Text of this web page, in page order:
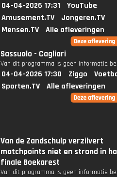
04-04-2026 17:31
YouTube
Amusement.TV
Jongeren.TV
Mensen.TV
Alle afleveringen
Sassuolo - Cagliari
Van dit programma is geen informatie
04-04-2026 17:30 Ziggo
Sporten.TV
Alle afleveringen
Van de Zandschulp verzilvert
matchpoints niet en strand in
finale Boekarest
Van dit programma is geen informatie